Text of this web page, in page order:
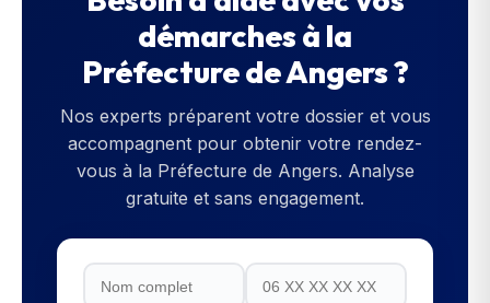
démarches à la
Préfecture de Angers?
Nos experts préparent votre dossier et vous
accompagnent pour obtenir votre rendez-
vous à la Préfecture de Angers. Analyse
gratuite et sans engagement.